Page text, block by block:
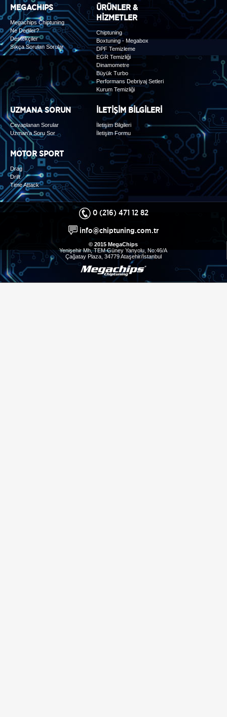
MEGACHIPS
Megachips Chiptuning
Ne Dediler?
Destekçiler
Sıkça Sorulan Sorular
ÜRÜNLER &
HİZMETLER
Chiptuning
Boxtuning - Megabox
DPF Temizleme
EGR Temizliği
Dinamometre
Büyük Turbo
Performans Debriyaj Setleri
Kurum Temizliği
UZMANA SORUN
Cevaplanan Sorular
Uzman'a Soru Sor
İLETİŞİM BİLGİLERİ
İletişim Bilgileri
İletişim Formu
MOTOR SPORT
Drag
Drift
Time Attack
0 (216) 471 12 82
info@chiptuning.com.tr
© 2015 MegaChips
Yenişehir Mh, TEM Güney Yanyolu, No:46/A
Çağatay Plaza, 34779 Ataşehir/İstanbul